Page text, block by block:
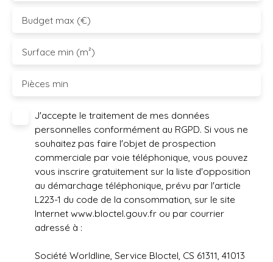
Budget max (€)
Surface min (m²)
Pièces min
J'accepte le traitement de mes données
personnelles conformément au RGPD. Si vous ne
souhaitez pas faire l'objet de prospection
commerciale par voie téléphonique, vous pouvez
vous inscrire gratuitement sur la liste d'opposition
au démarchage téléphonique, prévu par l'article
L223-1 du code de la consommation, sur le site
Internet www.bloctel.gouv.fr ou par courrier
adressé à :
Société Worldline, Service Bloctel, CS 61311, 41013